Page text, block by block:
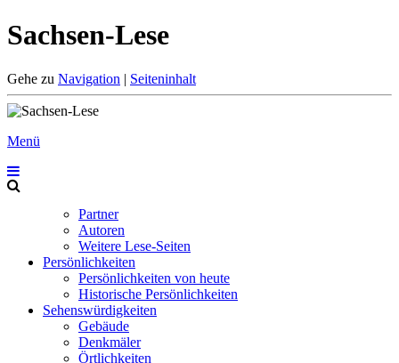
Sachsen-Lese
Gehe zu Navigation | Seiteninhalt
Menü
Partner
Autoren
Weitere Lese-Seiten
Persönlichkeiten
Persönlichkeiten von heute
Historische Persönlichkeiten
Sehenswürdigkeiten
Gebäude
Denkmäler
Örtlichkeiten